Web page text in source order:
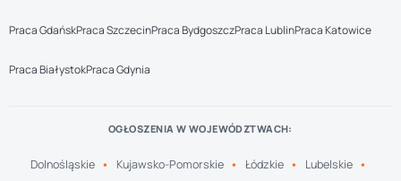
Praca GdańskPraca SzczecinPraca BydgoszczPraca LublinPraca Katowice
Praca BiałystokPraca Gdynia
OGŁOSZENIA W WOJEWÓDZTWACH:
Dolnośląskie Kujawsko-Pomorskie Łódzkie Lubelskie